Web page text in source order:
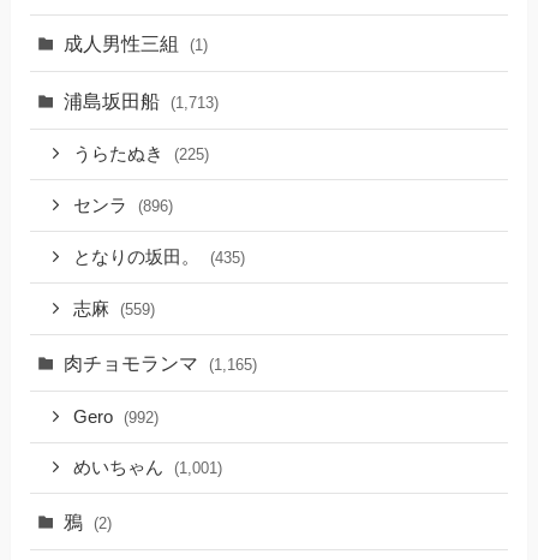
成人男性三組 (1)
浦島坂田船 (1,713)
うらたぬき (225)
センラ (896)
となりの坂田。 (435)
志麻 (559)
肉チョモランマ (1,165)
Gero (992)
めいちゃん (1,001)
鴉 (2)